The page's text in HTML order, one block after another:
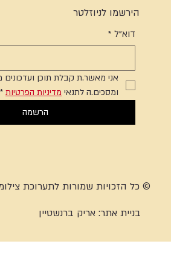
הירשמו לניוזלטר
דוא"ל *
ומסכים.ה לתנאי מדיניות הפרטיות *
הרשמה
© כל הזכויות שמורות לתערוכת
בניית אתר:אריק ברנשטיין